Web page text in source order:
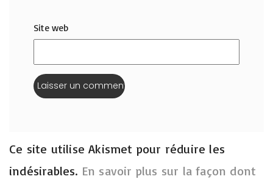
Site web
Ce site utilise Akismet pour réduire les
indésirables. En savoir plus sur la façon dont